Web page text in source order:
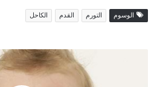
الوسوم التورم القدم الكاحل